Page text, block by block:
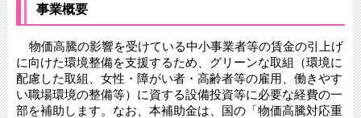
事業概要
物価高騰の影響を受けている中小事業者等の賃金の引上げ
に向けた環境整備を支援するため、グリーンな取組（環境に
配慮した取組、女性・障がい者・高齢者等の雇用、働きやす
い職場環境の整備等）に資する設備投資等に必要な経費の一
部を補助します。なお、本補助金は、国の「物価高騰対応重